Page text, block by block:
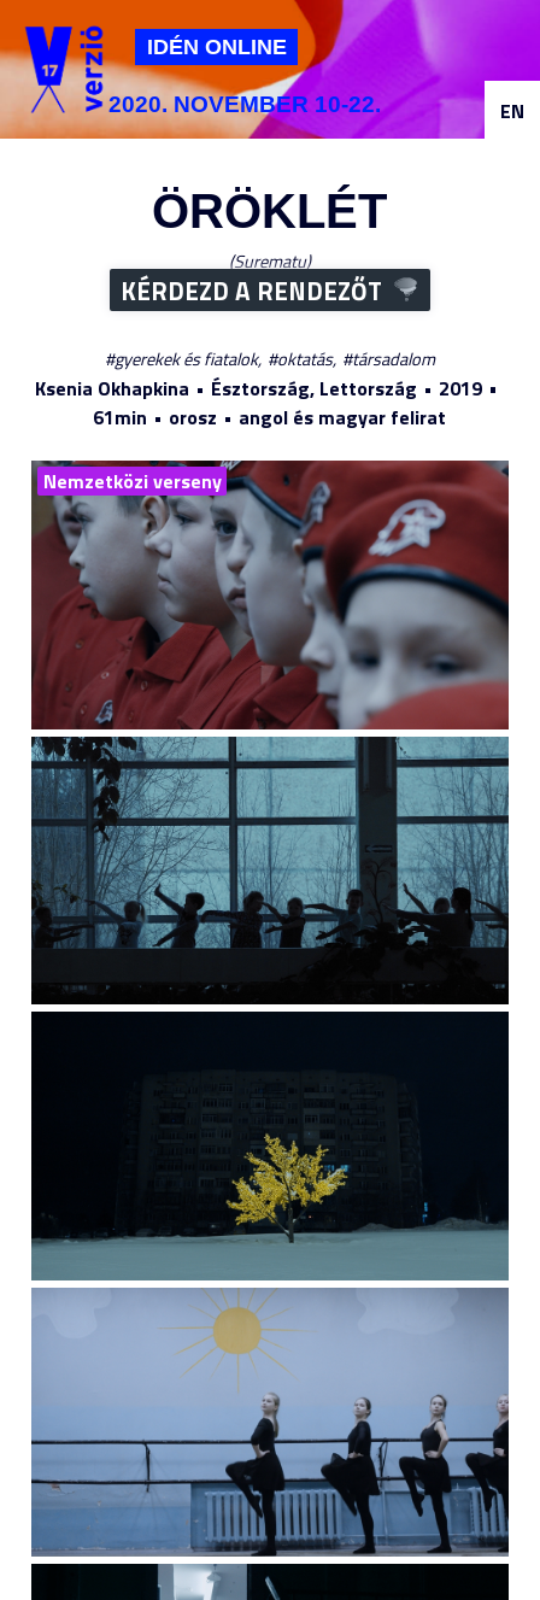
Jump to navigation
IDÉN ONLINE
2020. NOVEMBER 10-22.
ÖRÖKLÉT
Surematu
KÉRDEZD A RENDEZŐT
gyerekek és fiatalok oktatás társadalom
Ksenia Okhapkina Észtország, Lettország
2019
61min
orosz angol és magyar felirat
Nemzetközi verseny
EN